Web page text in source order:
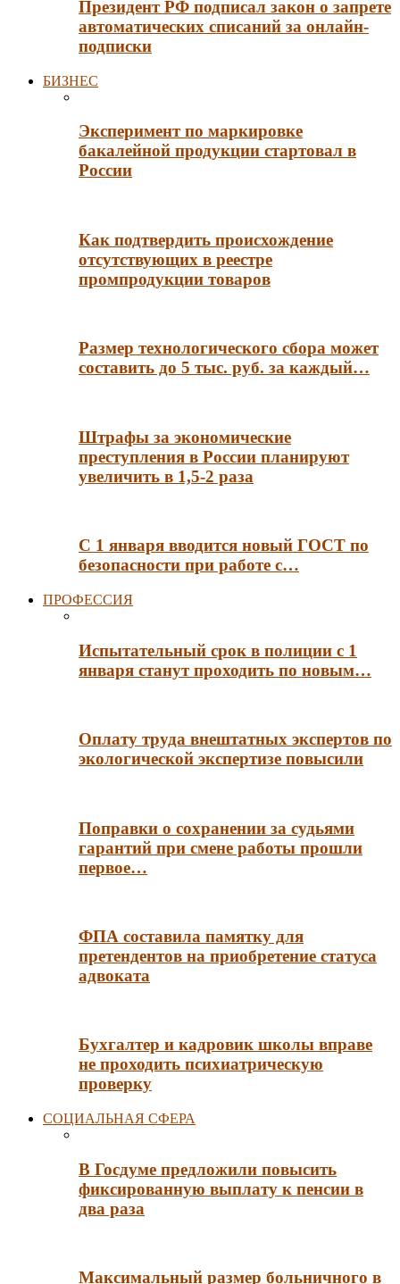
Президент РФ подписал закон о запрете
автоматических списаний за онлайн-
подписки
БИЗНЕС
Эксперимент по маркировке
бакалейной продукции стартовал в
России
Как подтвердить происхождение
отсутствующих в реестре
промпродукции товаров
Размер технологического сбора может
составить до 5 тыс. руб. за каждый…
Штрафы за экономические
преступления в России планируют
увеличить в 1,5-2 раза
С 1 января вводится новый ГОСТ по
безопасности при работе с…
ПРОФЕССИЯ
Испытательный срок в полиции с 1
января станут проходить по новым…
Оплату труда внештатных экспертов по
экологической экспертизе повысили
Поправки о сохранении за судьями
гарантий при смене работы прошли
первое…
ФПА составила памятку для
претендентов на приобретение статуса
адвоката
Бухгалтер и кадровик школы вправе
не проходить психиатрическую
проверку
СОЦИАЛЬНАЯ СФЕРА
В Госдуме предложили повысить
фиксированную выплату к пенсии в
два раза
Максимальный размер больничного в